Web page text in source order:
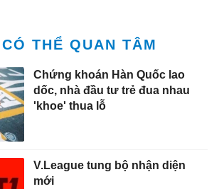
THỂ QUAN TÂM
Chứng khoán Hàn Quốc lao
dốc, nhà đầu tư trẻ đua nhau
'khoe' thua lỗ
V.League tung bộ nhận diện
mới